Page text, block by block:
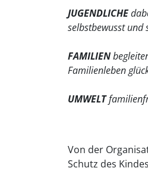
JUGENDLICHE
selbstbewusst und
FAMILIEN
Familienleben
UMWELT
Von der
Schutz des